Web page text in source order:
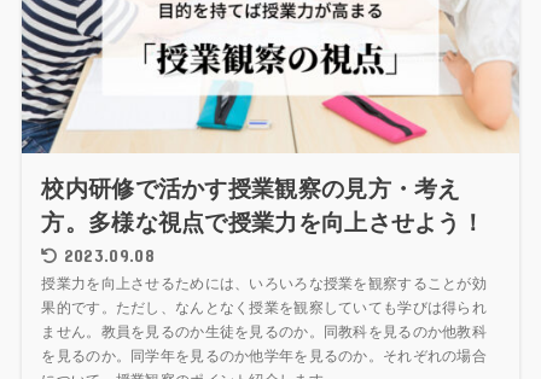
校内研修で活かす授業観察の見方・考え
方。多様な視点で授業力を向上させよう！
2023.09.08
授業力を向上させるためには、いろいろな授業を観察することが効
果的です。ただし、なんとなく授業を観察していても学びは得られ
ません。教員を見るのか生徒を見るのか。同教科を見るのか他教科
を見るのか。同学年を見るのか他学年を見るのか。それぞれの場合